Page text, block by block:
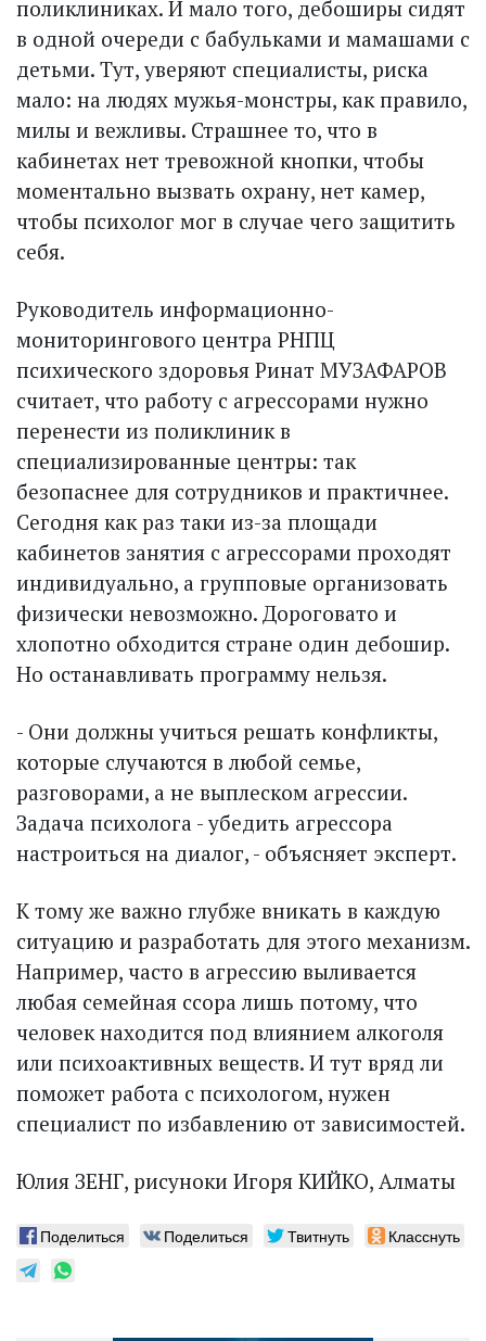
поликлиниках. И мало того, дебоширы сидят
в одной очереди с бабульками и мамашами с
детьми. Тут, уверяют специалисты, риска
мало: на людях мужья-монстры, как правило,
милы и вежливы. Страшнее то, что в
кабинетах нет тревожной кнопки, чтобы
моментально вы­звать охрану, нет камер,
чтобы психолог мог в случае чего защитить
себя.
Руководитель информационно-
мониторингового центра РНПЦ
психического здоровья Ринат МУЗАФАРОВ
считает, что работу с агрессорами нужно
перенести из поликлиник в
специализированные центры: так
безопаснее для сотрудников и практичнее.
Сегодня как раз таки из-за площади
кабинетов занятия с агрессорами проходят
индивидуально, а групповые организовать
физически невозможно. Дороговато и
хлопотно обходится стране один дебошир.
Но останавливать программу нельзя.
- Они должны учиться решать конфликты,
которые случаются в любой семье,
разговорами, а не выплеском агрессии.
Задача психолога - убедить агрессора
настроиться на диалог, - объясняет экс­перт.
К тому же важно глубже вникать в каж­дую
ситуацию и разработать для этого механизм.
Например, часто в агрессию выливается
любая семейная ссора лишь потому, что
человек находится под влиянием алкоголя
или психоактивных веществ. И тут вряд ли
поможет работа с психологом, нужен
специалист по избавлению от зависимостей.
Юлия ЗЕНГ, рисуноки Игоря КИЙКО, Алматы
Поделиться Поделиться Твитнуть Класснуть